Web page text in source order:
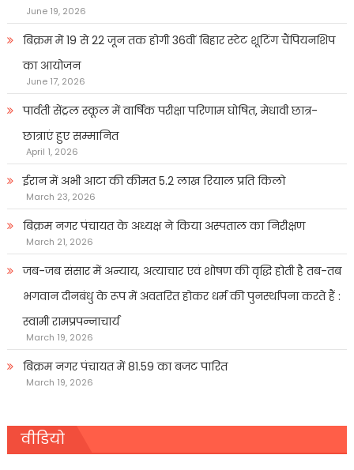
June 19, 2026
बिक्रम में 19 से 22 जून तक होगी 36वीं बिहार स्टेट शूटिंग चैंपियनशिप
का आयोजन
June 17, 2026
पार्वती सेंट्रल स्कूल में वार्षिक परीक्षा परिणाम घोषित, मेधावी छात्र-
छात्राएं हुए सम्मानित
April 1, 2026
ईरान में अभी आटा की कीमत 5.2 लाख रियाल प्रति किलो
March 23, 2026
बिक्रम नगर पंचायत के अध्यक्ष ने किया अस्पताल का निरीक्षण
March 21, 2026
जब-जब संसार में अन्याय, अत्याचार एवं शोषण की वृद्धि होती है तब-तब
भगवान दीनबंधु के रूप में अवतरित होकर धर्म की पुनर्स्थापना करते हैं :
स्वामी रामप्रपन्नाचार्य
March 19, 2026
बिक्रम नगर पंचायत में 81.59 का बजट पारित
March 19, 2026
वीडियो